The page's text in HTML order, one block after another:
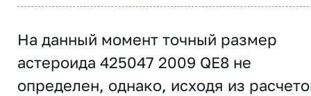
На данный момент точный размер
астероида 425047 2009 QE8 не
определен, однако, исходя из